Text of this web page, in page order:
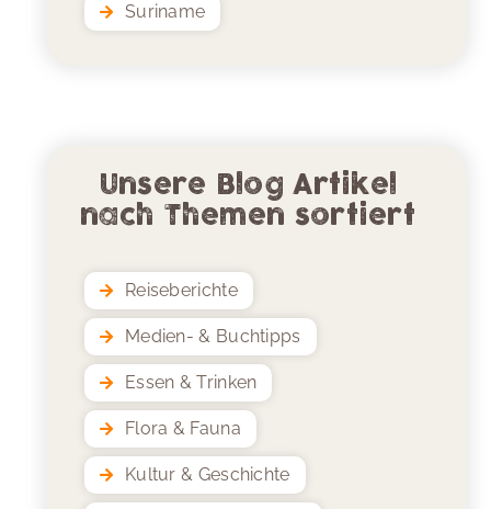
Suriname
Unsere Blog Artikel
nach Themen sortiert
Reiseberichte
Medien- & Buchtipps
Essen & Trinken
Flora & Fauna
Kultur & Geschichte